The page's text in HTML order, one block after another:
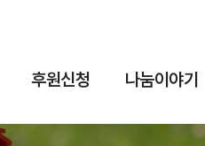
후원신청 나눔이야기